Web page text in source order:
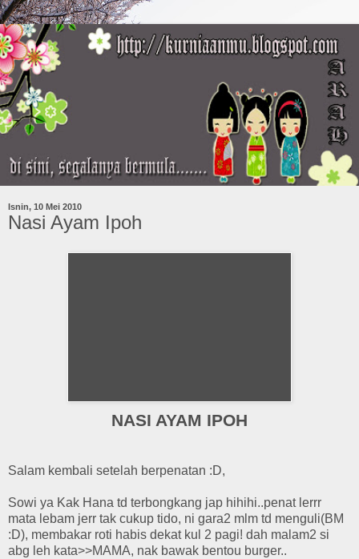
Isnin, 10 Mei 2010
Nasi Ayam Ipoh
NASI AYAM IPOH
Salam kembali setelah berpenatan :D,
Sowi ya Kak Hana td terbongkang jap hihihi..penat lerrr
mata lebam jerr tak cukup tido, ni gara2 mlm td menguli(BM
:D), membakar roti habis dekat kul 2 pagi! dah malam2 si
abg leh kata>>MAMA, nak bawak bentou burger..